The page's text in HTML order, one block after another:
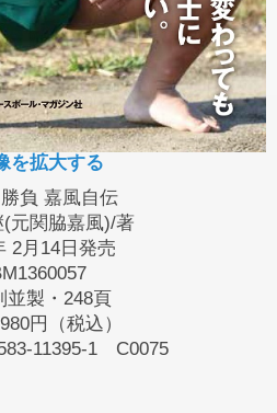
を拡大する
負 嘉風自伝
(元関脇嘉風)/著
2月14日発売
並製・248頁
円（税込）
11395-1 C0075